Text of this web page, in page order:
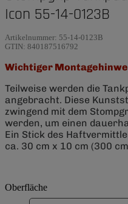
Icon 55-14-0123B
Artikelnummer: 55-14-0123B
GTIN: 840187516792
Wichtiger
Teilweise werden die
angebracht. Diese
zwingend mit dem
werden, um einen
Ein Stick des
ca. 30 cm x 10 cm (300
Oberfläche